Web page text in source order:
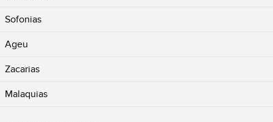
Sofonias
Ageu
Zacarias
Malaquias